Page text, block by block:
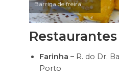
Barriga de freira
Farinha – R. do Dr.
Porto